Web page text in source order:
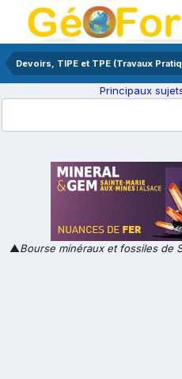
Devoirs, TIPE et TPE (Travaux
Principaux
▲Bourse minéraux et fossiles de